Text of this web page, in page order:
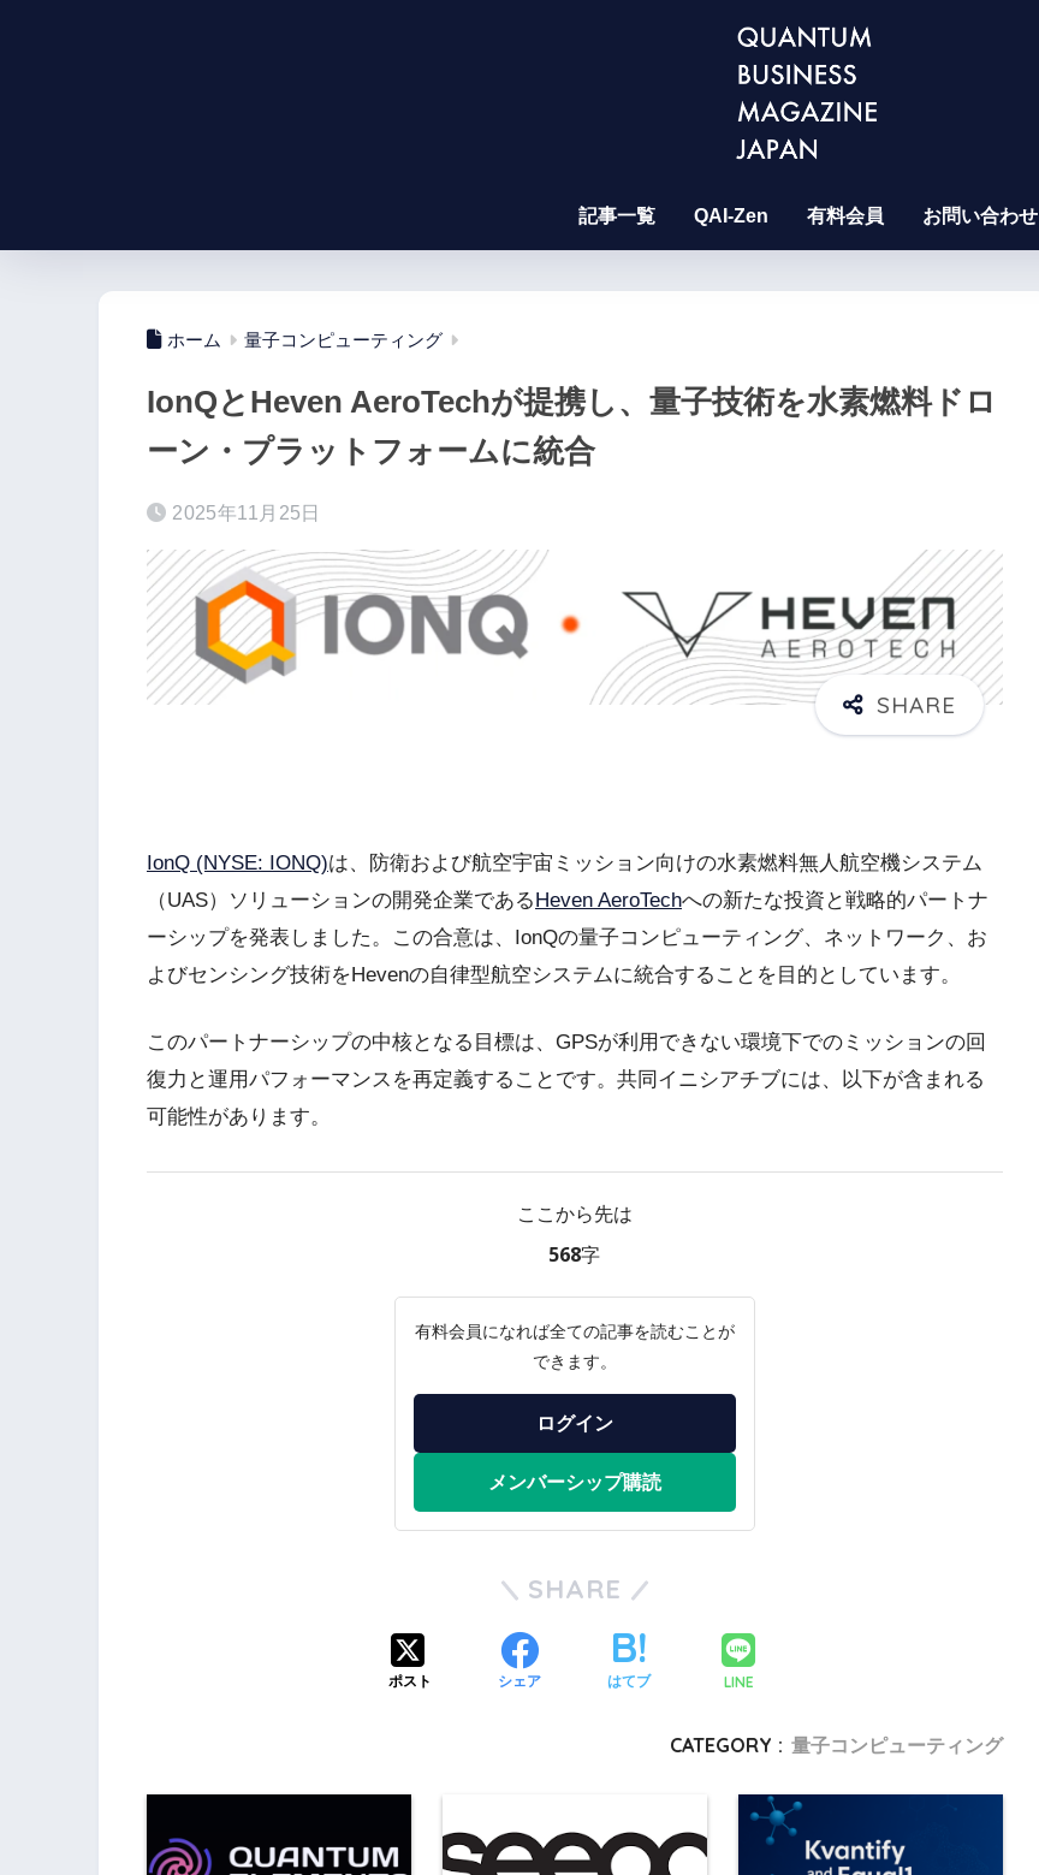
記事一覧 QAI-Zen 有料会員 お問い合わせ
ホーム 量子コンピューティング
IonQとHeven AeroTechが提携し、量子技術を水素燃料ドロ
ーン・プラットフォームに統合
2025年11月25日
IonQ (NYSE: IONQ)は、防衛および航空宇宙ミッション向けの水素燃料無人航空機システム
（UAS）ソリューションの開発企業であるHeven AeroTechへの新たな投資と戦略的パートナ
ーシップを発表しました。この合意は、IonQの量子コンピューティング、ネットワーク、お
よびセンシング技術をHevenの自律型航空システムに統合することを目的としています。
このパートナーシップの中核となる目標は、GPSが利用できない環境下でのミッションの回
復力と運用パフォーマンスを再定義することです。共同イニシアチブには、以下が含まれる
可能性があります。
ここから先は
568字
有料会員になれば全ての記事を読むことが
できます。
ログイン
メンバーシップ購読
SHARE
ポスト シェア はてブ LINE
CATEGORY : 量子コンピューティング